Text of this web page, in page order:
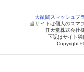
大乱闘スマッシュブ
当サイトは個人のスマ
任天堂株式会社
下記はサイト独
Copyright